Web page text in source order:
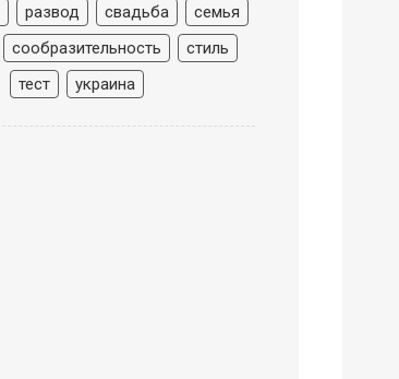
развод свадьба
семья
сообразительность
стиль
тест
украина